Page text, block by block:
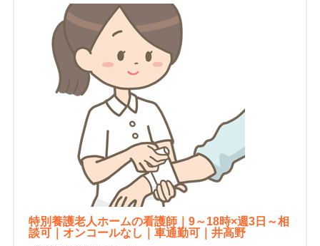
特別養護老人ホームの看護師｜9～18時×週3日～相
談可｜オンコールなし｜車通勤可｜井高野